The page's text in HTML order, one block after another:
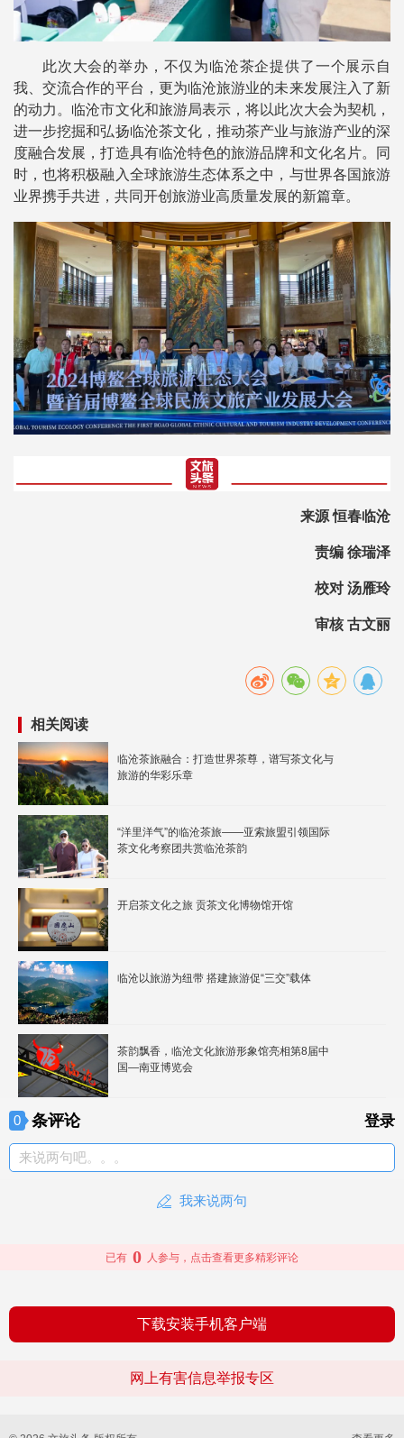
此次大会的举办，不仅为临沧茶企提供了一个展示自
我、交流合作的平台，更为临沧旅游业的未来发展注入了新
的动力。临沧市文化和旅游局表示，将以此次大会为契机，
进一步挖掘和弘扬临沧茶文化，推动茶产业与旅游产业的深
度融合发展，打造具有临沧特色的旅游品牌和文化名片。同
时，也将积极融入全球旅游生态体系之中，与世界各国旅游
业界携手共进，共同开创旅游业高质量发展的新篇章。
来源 恒春临沧
责编 徐瑞泽
校对 汤雁玲
审核 古文丽
相关阅读
临沧茶旅融合：打造世界茶尊，谱写茶文化与
旅游的华彩乐章
“洋里洋气”的临沧茶旅——亚索旅盟引领国际
茶文化考察团共赏临沧茶韵
开启茶文化之旅 贡茶文化博物馆开馆
临沧以旅游为纽带 搭建旅游促“三交”载体
茶韵飘香，临沧文化旅游形象馆亮相第8届中
国—南亚博览会
0 条评论 登录
来说两句吧。。。
我来说两句
已有 0 人参与，点击查看更多精彩评论
下载安装手机客户端
网上有害信息举报专区